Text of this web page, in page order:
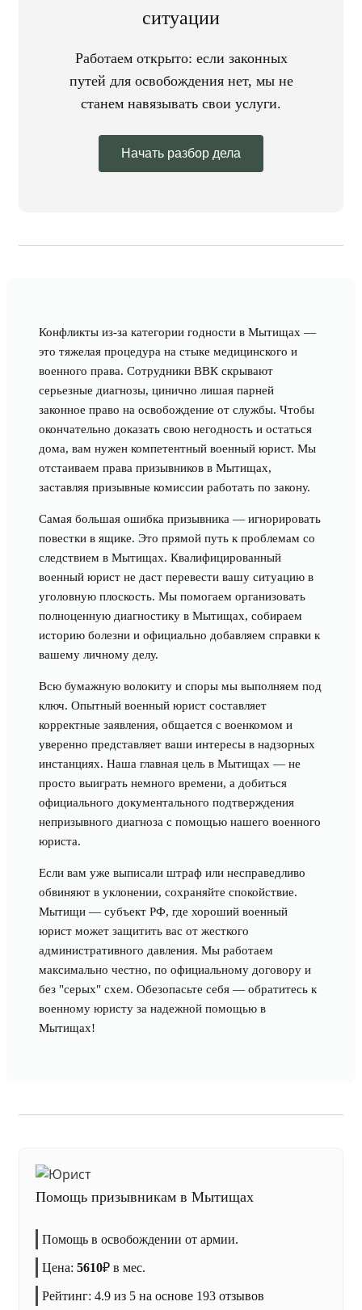
ситуации
Работаем открыто: если законных
путей для освобождения нет, мы не
станем навязывать свои услуги.
Начать разбор дела
Конфликты из-за категории годности в Мытищах —
это тяжелая процедура на стыке медицинского и
военного права. Сотрудники ВВК скрывают
серьезные диагнозы, цинично лишая парней
законное право на освобождение от службы. Чтобы
окончательно доказать свою негодность и остаться
дома, вам нужен компетентный военный юрист. Мы
отстаиваем права призывников в Мытищах,
заставляя призывные комиссии работать по закону.
Самая большая ошибка призывника — игнорировать
повестки в ящике. Это прямой путь к проблемам со
следствием в Мытищах. Квалифицированный
военный юрист не даст перевести вашу ситуацию в
уголовную плоскость. Мы помогаем организовать
полноценную диагностику в Мытищах, собираем
историю болезни и официально добавляем справки к
вашему личному делу.
Всю бумажную волокиту и споры мы выполняем под
ключ. Опытный военный юрист составляет
корректные заявления, общается с военкомом и
уверенно представляет ваши интересы в надзорных
инстанциях. Наша главная цель в Мытищах — не
просто выиграть немного времени, а добиться
официального документального подтверждения
непризывного диагноза с помощью нашего военного
юриста.
Если вам уже выписали штраф или несправедливо
обвиняют в уклонении, сохраняйте спокойствие.
Мытищи — субъект РФ, где хороший военный
юрист может защитить вас от жесткого
административного давления. Мы работаем
максимально честно, по официальному договору и
без "серых" схем. Обезопасьте себя — обратитесь к
военному юристу за надежной помощью в
Мытищах!
Помощь призывникам в Мытищах
Помощь в освобождении от армии.
Цена: 5610₽ в мес.
Рейтинг: 4.9 из 5 на основе 193 отзывов